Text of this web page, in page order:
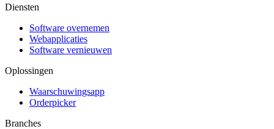
Diensten
Software overnemen
Webapplicaties
Software vernieuwen
Oplossingen
Waarschuwingsapp
Orderpicker
Branches